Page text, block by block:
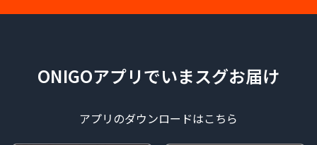
ONIGOアプリでいまスグお届け
アプリのダウンロードはこちら